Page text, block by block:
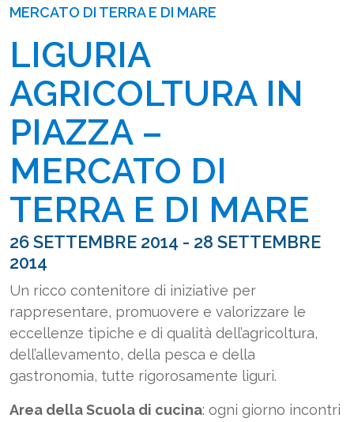
MERCATO DI TERRA E DI MARE
LIGURIA
AGRICOLTURA IN
PIAZZA –
MERCATO DI
TERRA E DI MARE
26 SETTEMBRE 2014 - 28 SETTEMBRE
2014
Un ricco contenitore di iniziative per
rappresentare, promuovere e valorizzare le
eccellenze tipiche e di qualità dell’agricoltura,
dell’allevamento, della pesca e della
gastronomia, tutte rigorosamente liguri.
Area della Scuola di cucina: ogni giorno incontri